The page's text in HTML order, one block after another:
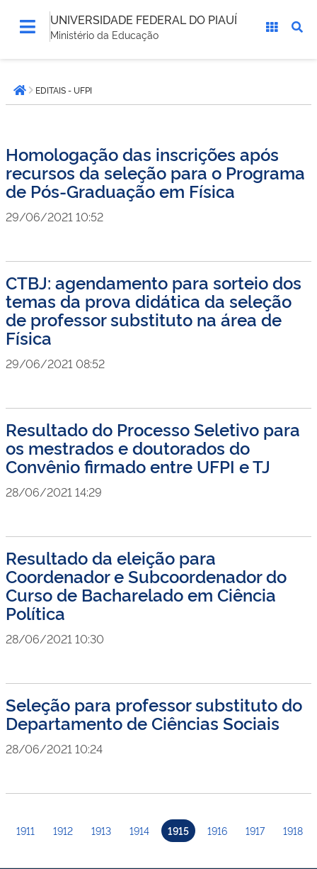
UNIVERSIDADE FEDERAL DO PIAUÍ
Ministério da Educação
está
aqui:Página inicial
EDITAIS - UFPI
Homologação das inscrições após
recursos da seleção para o Programa
de Pós-Graduação em Física
29/06/2021 10:52
CTBJ: agendamento para sorteio dos
temas da prova didática da seleção
de professor substituto na área de
Física
29/06/2021 08:52
Resultado do Processo Seletivo para
os mestrados e doutorados do
Convênio firmado entre UFPI e TJ
28/06/2021 14:29
Resultado da eleição para
Coordenador e Subcoordenador do
Curso de Bacharelado em Ciência
Política
28/06/2021 10:30
Seleção para professor substituto do
Departamento de Ciências Sociais
28/06/2021 10:24
1911 1912 1913 1914 1915 1916 1917 1918